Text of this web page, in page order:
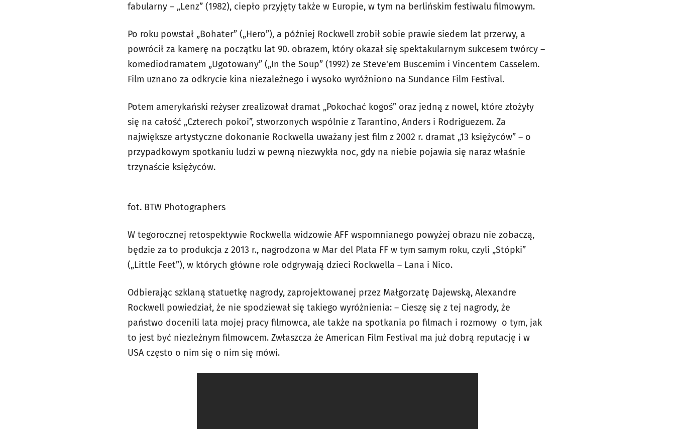
fabularny – „Lenz” (1982), ciepło przyjęty także w Europie, w tym na berlińskim festiwalu filmowym.
Po roku powstał „Bohater” („Hero”), a później Rockwell zrobił sobie prawie siedem lat przerwy, a
powrócił za kamerę na początku lat 90. obrazem, który okazał się spektakularnym sukcesem twórcy –
komediodramatem „Ugotowany” („In the Soup” (1992) ze Steve'em Buscemim i Vincentem Casselem.
Film uznano za odkrycie kina niezależnego i wysoko wyróżniono na Sundance Film Festival.
Potem amerykański reżyser zrealizował dramat „Pokochać kogoś” oraz jedną z nowel, które złożyły
się na całość „Czterech pokoi”, stworzonych wspólnie z Tarantino, Anders i Rodriguezem. Za
największe artystyczne dokonanie Rockwella uważany jest film z 2002 r. dramat „13 księżyców” – o
przypadkowym spotkaniu ludzi w pewną niezwykła noc, gdy na niebie pojawia się naraz właśnie
trzynaście księżyców.
fot. BTW Photographers
W tegorocznej retospektywie Rockwella widzowie AFF wspomnianego powyżej obrazu nie zobaczą,
będzie za to produkcja z 2013 r., nagrodzona w Mar del Plata FF w tym samym roku, czyli „Stópki”
(„Little Feet”), w których główne role odgrywają dzieci Rockwella – Lana i Nico.
Odbierając szklaną statuetkę nagrody, zaprojektowanej przez Małgorzatę Dajewską, Alexandre
Rockwell powiedział, że nie spodziewał się takiego wyróżnienia: – Cieszę się z tej nagrody, że
państwo docenili lata mojej pracy filmowca, ale także na spotkania po filmach i rozmowy o tym, jak
to jest być niezleżnym filmowcem. Zwłaszcza że American Film Festival ma już dobrą reputację i w
USA często o nim się o nim się mówi.